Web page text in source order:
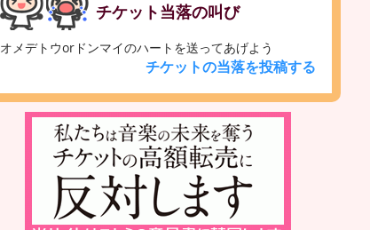
チケット当落の叫び
オメデトウorドンマイのハートを送ってあげよう
チケットの当落を投稿する